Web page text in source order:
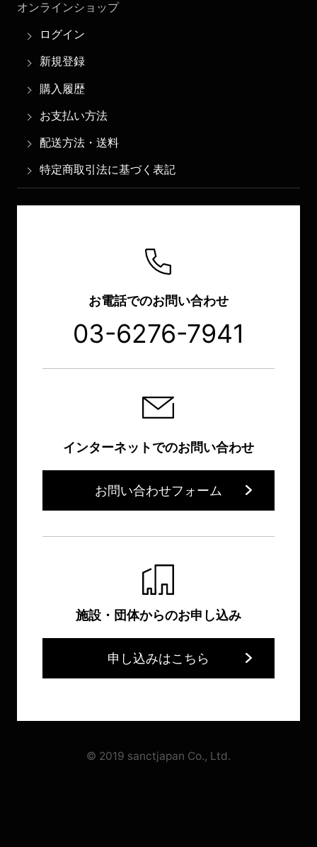
オンラインショップ
ログイン
新規登録
購入履歴
お支払い方法
配送方法・送料
特定商取引法に基づく表記
お電話でのお問い合わせ
03-6276-7941
インターネットでのお問い合わせ
お問い合わせフォーム
施設・団体からのお申し込み
申し込みはこちら
© 2019 sanctjapan Co., Ltd.